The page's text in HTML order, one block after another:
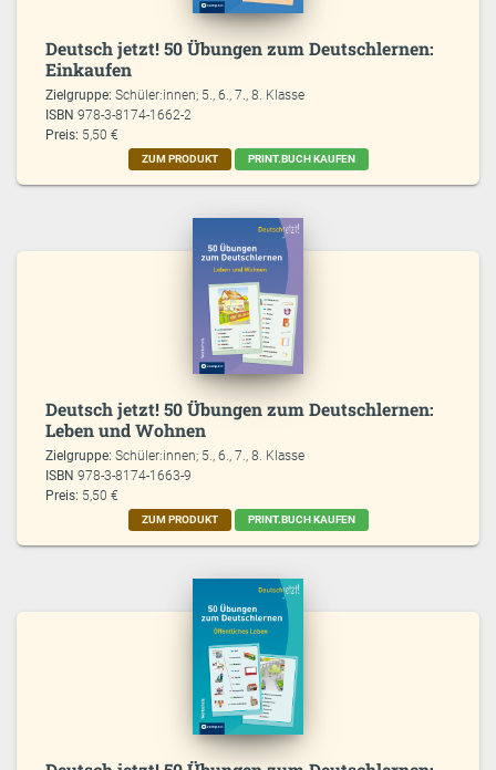
Deutsch jetzt! 50 Übungen zum Deutschlernen:
Einkaufen
Zielgruppe:Schüler:innen; 5., 6., 7., 8. Klasse
ISBN978-3-8174-1662-2
Preis: 5,50 €
ZUM PRODUKT PRINT.BUCH KAUFEN
Deutsch jetzt! 50 Übungen zum Deutschlernen:
Leben und Wohnen
Zielgruppe:Schüler:innen; 5., 6., 7., 8. Klasse
ISBN978-3-8174-1663-9
Preis: 5,50 €
ZUM PRODUKT PRINT.BUCH KAUFEN